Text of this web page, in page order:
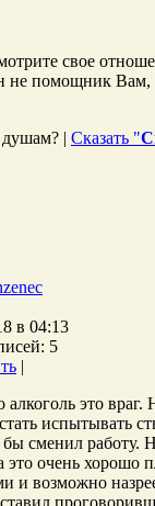
свое
не помощник Вам,
| Сказать "
в 04:13
5
|
это враг.
испытывать
сменил работу.
это очень хорошо
и возможно